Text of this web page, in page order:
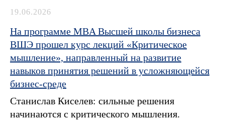
19.06.2026
На программе MBA Высшей школы бизнеса
ВШЭ прошел курс лекций «Критическое
мышление», направленный на развитие
навыков принятия решений в усложняющейся
бизнес-среде
Станислав Киселев: сильные решения
начинаются с критического мышления.